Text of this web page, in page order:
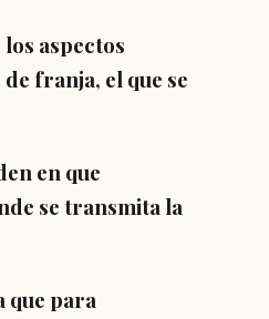
aspectos
de franja, el que se
en que
se transmita la
que para